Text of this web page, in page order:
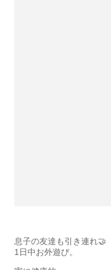
息子の友達も引き連れ🤝
1日中お外遊び。